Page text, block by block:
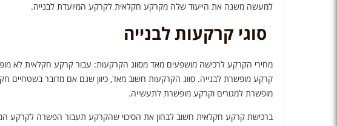
למעשה משנה את הייעוד שלה מקרקע חקלאית לקרקע המיועדת לבנייה.
סוגי קרקעות לבנייה
מחירי הקרקע לרכישה מושפעים מאד מסווג הקרקעות: עבור קרקע חקלאית לא
קרקע מופשרת לבנייה. סווג הקרקעות חשוב מאד, כיוון שגם אם מדובר בשטחיים
מופשרת למגורים וקרקע מופשרת לתעשייה.
ברכישת קרקע חקלאית חשוב לבחון את הסיכוי שהקרקע תעבור הפשרה לקרקע